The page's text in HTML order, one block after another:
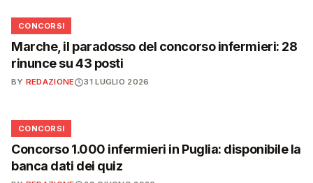
📋
CONCORSI
Marche, il paradosso del concorso infermieri: 28
rinunce su 43 posti
BY REDAZIONE 31 LUGLIO 2026
📋
CONCORSI
Concorso 1.000 infermieri in Puglia: disponibile la
banca dati dei quiz